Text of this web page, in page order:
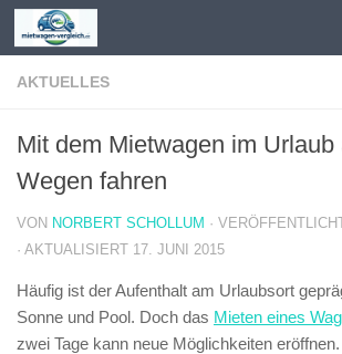
Zum Inhalt springen
AKTUELLES
Mit dem Mietwagen im Urlaub
Wegen fahren
VON NORBERT SCHOLLUM ·
· AKTUALISIERT 17. JUNI 2015
Häufig ist der Aufenthalt am Urlaubsort
Sonne und Pool. Doch das Mieten eines
zwei Tage kann neue Möglichkeiten